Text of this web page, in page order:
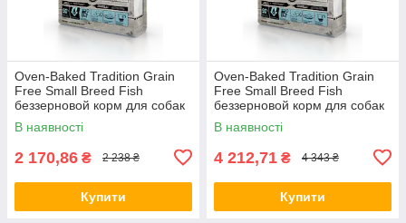
Oven-Baked Tradition Grain
Free Small Breed Fish
беззерновой корм для собак
та цуценят дрібних порід
В наявності
2 170,86 ₴ 2 238 ₴
Купити
Oven-Baked Tradition Grain
Free Small Breed Fish
беззерновой корм для собак
та цуценят дрібних порід
В наявності
4 212,71 ₴ 4 343 ₴
Купити